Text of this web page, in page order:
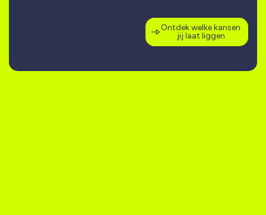
Ontdek welke kansen
jij laat liggen